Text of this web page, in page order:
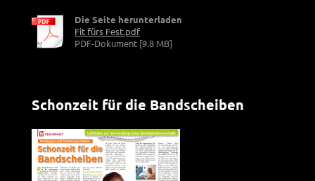
Die Seite herunterladen
Fit fürs Fest.pdf
PDF-Dokument [9.8 MB]
Schonzeit für die Bandscheiben